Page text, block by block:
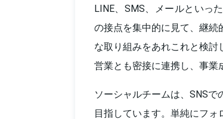
LINE、SMS、メールといっ
の接点を集中的に見て、継続
な取り組みをあれこれと検
営業とも密接に連携し、事業
ソーシャルチームは、SNS
目指しています。単純にフ